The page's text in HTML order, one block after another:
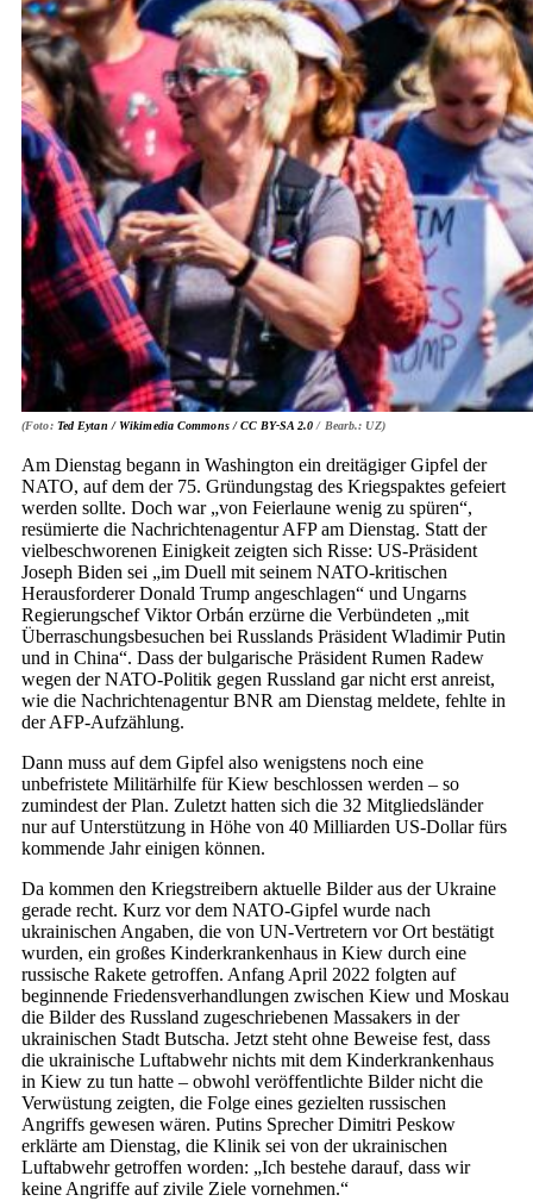
(Foto: Ted Eytan / Wikimedia Commons / CC BY-SA 2.0 / Bearb.: UZ)
Am Dienstag begann in Washington ein dreitägiger Gipfel der
NATO, auf dem der 75. Gründungstag des Kriegspaktes gefeiert
werden sollte. Doch war „von Feierlaune wenig zu spüren“,
resümierte die Nachrichtenagentur AFP am Dienstag. Statt der
vielbeschworenen Einigkeit zeigten sich Risse: US-Präsident
Joseph Biden sei „im Duell mit seinem NATO-kritischen
Herausforderer Donald Trump angeschlagen“ und Ungarns
Regierungschef Viktor Orbán erzürne die Verbündeten „mit
Überraschungsbesuchen bei Russlands Präsident Wladimir Putin
und in China“. Dass der bulgarische Präsident Rumen Radew
wegen der NATO-Politik gegen Russland gar nicht erst anreist,
wie die Nachrichtenagentur BNR am Dienstag meldete, fehlte in
der AFP-Aufzählung.
Dann muss auf dem Gipfel also wenigstens noch eine
unbefristete Militärhilfe für Kiew beschlossen werden – so
zumindest der Plan. Zuletzt hatten sich die 32 Mitgliedsländer
nur auf Unterstützung in Höhe von 40 Milliarden US-Dollar fürs
kommende Jahr einigen können.
Da kommen den Kriegstreibern aktuelle Bilder aus der Ukraine
gerade recht. Kurz vor dem NATO-Gipfel wurde nach
ukrainischen Angaben, die von UN-Vertretern vor Ort bestätigt
wurden, ein großes Kinderkrankenhaus in Kiew durch eine
russische Rakete getroffen. Anfang April 2022 folgten auf
beginnende Friedensverhandlungen zwischen Kiew und Moskau
die Bilder des Russland zugeschriebenen Massakers in der
ukrainischen Stadt Butscha. Jetzt steht ohne Beweise fest, dass
die ukrainische Luftabwehr nichts mit dem Kinderkrankenhaus
in Kiew zu tun hatte – obwohl veröffentlichte Bilder nicht die
Verwüstung zeigten, die Folge eines gezielten russischen
Angriffs gewesen wären. Putins Sprecher Dimitri Peskow
erklärte am Dienstag, die Klinik sei von der ukrainischen
Luftabwehr getroffen worden: „Ich bestehe darauf, dass wir
keine Angriffe auf zivile Ziele vornehmen.“